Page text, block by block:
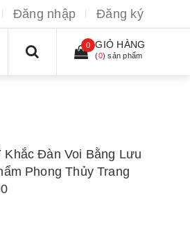
Đăng nhập Đăng ký
0 GIỎ HÀNG
(0) sản phẩm
Đàn Voi Bằng Lưu
Phong Thủy Trang